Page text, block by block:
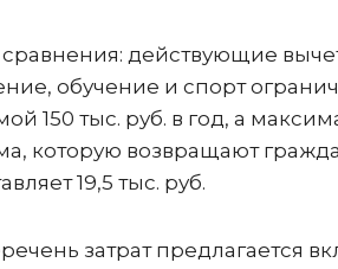
действующие
обучение и спорт
150 тыс. руб. в год, а
которую возвращают
19,5 тыс. руб.
затрат предлагается